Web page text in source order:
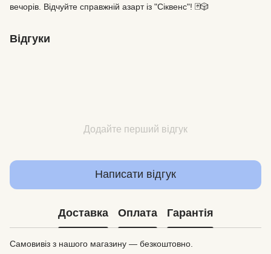
вечорів. Відчуйте справжній азарт із "Сіквенс"! 🃏🎲
Відгуки
Додайте перший відгук
Написати відгук
Доставка Оплата Гарантія
Самовивіз з нашого магазину — безкоштовно.